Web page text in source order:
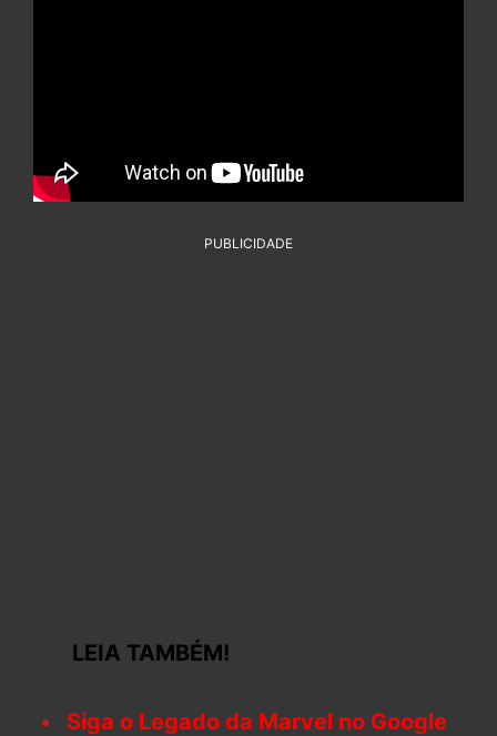
PUBLICIDADE
LEIA TAMBÉM!
Siga o Legado da Marvel no Google